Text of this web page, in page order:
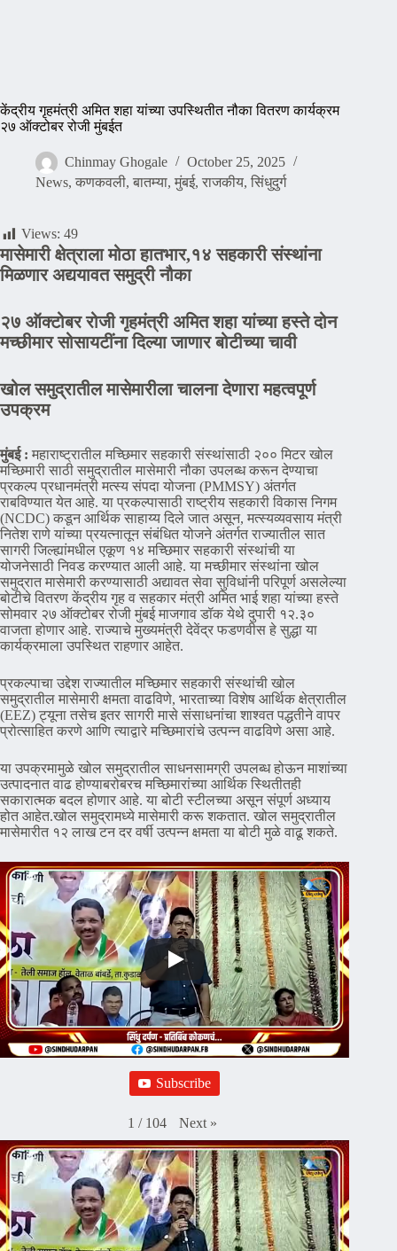
केंद्रीय गृहमंत्री अमित शहा यांच्या उपस्थितीत नौका वितरण कार्यक्रम
२७ ऑक्टोबर रोजी मुंबईत
Chinmay Ghogale
October 25, 2025
News, कणकवली, बातम्या, मुंबई, राजकीय, सिंधुदुर्ग
Views: 49
मासेमारी क्षेत्राला मोठा हातभार,१४ सहकारी संस्थांना
मिळणार अद्ययावत समुद्री नौका
२७ ऑक्टोबर रोजी गृहमंत्री अमित शहा यांच्या हस्ते दोन
मच्छीमार सोसायटींना दिल्या जाणार बोटीच्या चावी
खोल समुद्रातील मासेमारीला चालना देणारा महत्वपूर्ण
उपक्रम
मुंबई : महाराष्ट्रातील मच्छिमार सहकारी संस्थांसाठी २०० मिटर खोल
मच्छिमारी साठी समुद्रातील मासेमारी नौका उपलब्ध करून देण्याचा
प्रकल्प प्रधानमंत्री मत्स्य संपदा योजना (PMMSY) अंतर्गत
राबविण्यात येत आहे. या प्रकल्पासाठी राष्ट्रीय सहकारी विकास निगम
(NCDC) कडून आर्थिक साहाय्य दिले जात असून, मत्स्यव्यवसाय मंत्री
नितेश राणे यांच्या प्रयत्नातून संबंधित योजने अंतर्गत राज्यातील सात
सागरी जिल्ह्यांमधील एकूण १४ मच्छिमार सहकारी संस्थांची या
योजनेसाठी निवड करण्यात आली आहे. या मच्छीमार संस्थांना खोल
समुद्रात मासेमारी करण्यासाठी अद्यावत सेवा सुविधांनी परिपूर्ण असलेल्या
बोटीचे वितरण केंद्रीय गृह व सहकार मंत्री अमित भाई शहा यांच्या हस्ते
सोमवार २७ ऑक्टोबर रोजी मुंबई माजगाव डॉक येथे दुपारी १२.३०
वाजता होणार आहे. राज्याचे मुख्यमंत्री देवेंद्र फडणवीस हे सुद्धा या
कार्यक्रमाला उपस्थित राहणार आहेत.
प्रकल्पाचा उद्देश राज्यातील मच्छिमार सहकारी संस्थांची खोल
समुद्रातील मासेमारी क्षमता वाढविणे, भारताच्या विशेष आर्थिक क्षेत्रातील
(EEZ) ट्यूना तसेच इतर सागरी मासे संसाधनांचा शाश्वत पद्धतीने वापर
प्रोत्साहित करणे आणि त्याद्वारे मच्छिमारांचे उत्पन्न वाढविणे असा आहे.
या उपक्रमामुळे खोल समुद्रातील साधनसामग्री उपलब्ध होऊन माशांच्या
उत्पादनात वाढ होण्याबरोबरच मच्छिमारांच्या आर्थिक स्थितीतही
सकारात्मक बदल होणार आहे. या बोटी स्टीलच्या असून संपूर्ण अध्याय
होत आहेत.खोल समुद्रामध्ये मासेमारी करू शकतात. खोल समुद्रातील
मासेमारीत १२ लाख टन दर वर्षी उत्पन्न क्षमता या बोटी मुळे वाढू शकते.
Subscribe
1 / 104 Next »